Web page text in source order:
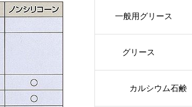
一般用グリース
グリース
カルシウム石鹸